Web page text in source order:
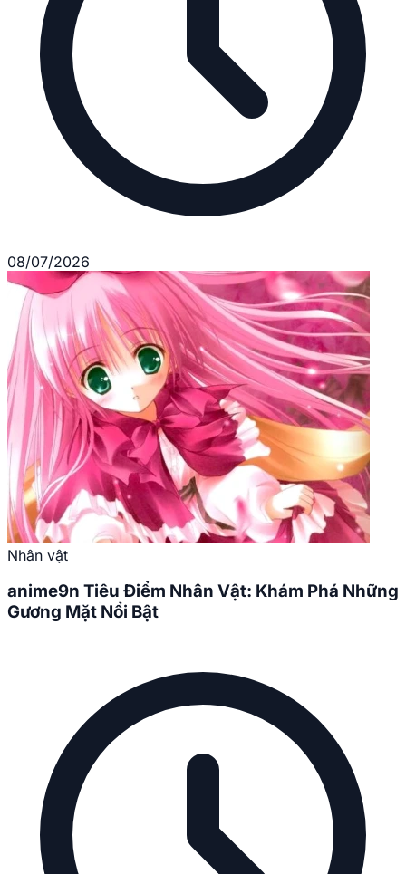
08/07/2026
Nhân vật
anime9n Tiêu Điểm Nhân Vật: Khám Phá Những
Gương Mặt Nổi Bật